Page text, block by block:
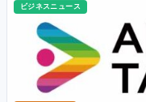
ビジネスニュース